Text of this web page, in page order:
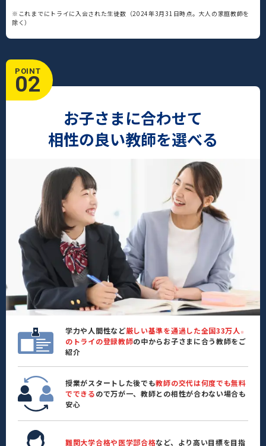
※これまでにトライに入会された生徒数（2024年3月31日時点。大人の家庭教師を
除く）
POINT
02
お子さまに合わせて
相性の良い教師を選べる
学力や人間性など厳しい基準を通過した全国33万人 ※
のトライの登録教師の中からお子さまに合う教師をご
紹介
授業がスタートした後でも教師の交代は何度でも無料
でできるので万が一、教師との相性が合わない場合も
安心
難関大学合格や医学部合格など、より高い目標を目指